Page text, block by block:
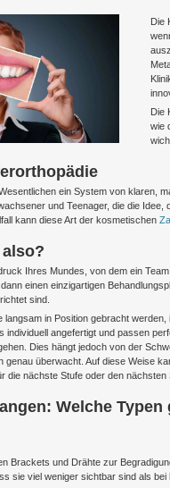
Die
Die
wie
ein System von klaren,
und Teenager, die die
kann diese Art der kosmetischen
Ihres Mundes, von dem ein
einen einzigartigen
sind.
in Position gebracht
individuell angefertigt und passen
Dies hängt jedoch von der
genau überwacht. Auf diese Weise
die nächste Stufe oder den nächsten
Welche Typen
Brackets und Drähte zur
sie viel weniger sichtbar sind als